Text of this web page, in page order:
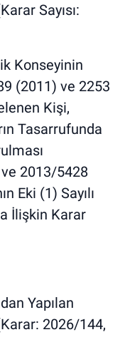
Sayısı:
Konseyinin
(2011) ve 2253
Kişi,
Tasarrufunda
2013/5428
Eki (1) Sayılı
İlişkin Karar
Yapılan
2026/144,